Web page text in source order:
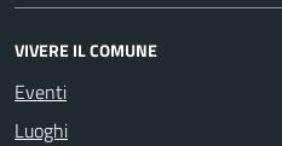
VIVERE IL COMUNE
Eventi
Luoghi